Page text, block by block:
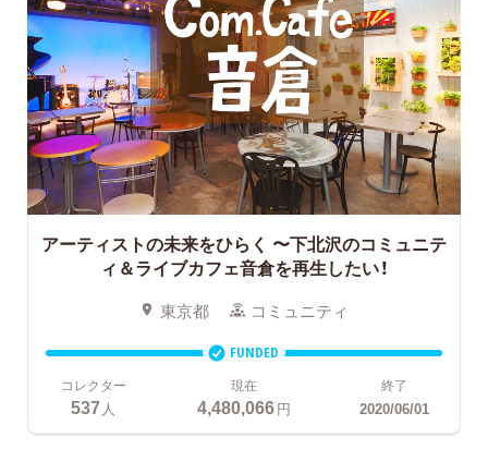
アーティストの未来をひらく 〜下北沢のコミュニテ
ィ＆ライブカフェ音倉を再生したい！
東京都 コミュニティ
FUNDED
コレクター
537 人
現在
4,480,066円
終了
2020/06/01